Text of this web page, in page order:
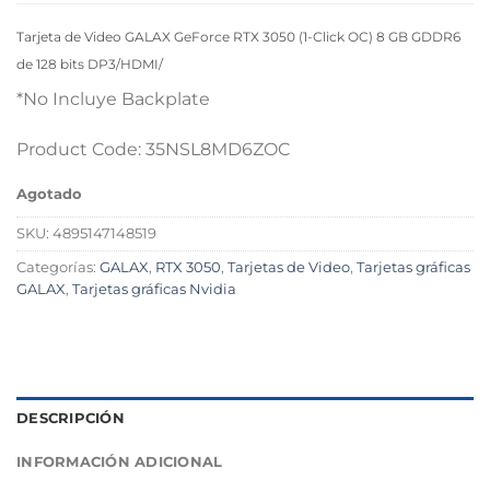
Tarjeta de Video GALAX GeForce RTX 3050 (1-Click OC) 8 GB GDDR6
de 128 bits DP3/HDMI/
*No Incluye Backplate
Product Code: 35NSL8MD6ZOC
Agotado
SKU: 4895147148519
Categorías: GALAX, RTX 3050, Tarjetas de Video, Tarjetas gráficas
GALAX, Tarjetas gráficas Nvidia
DESCRIPCIÓN
INFORMACIÓN ADICIONAL